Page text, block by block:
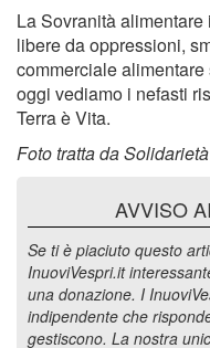
La Sovranità
libere da oppressioni,
commerciale
oggi vediamo i nefasti
Terra è Vita.
Foto tratta da
AVVISO
Se ti è piaciuto questo
InuoviVespri.it
una donazione. I
indipendente che
gestiscono. La nostra